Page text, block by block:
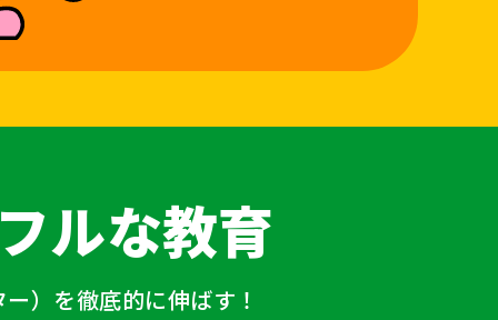
ルな教育
）を徹底的に伸ばす！